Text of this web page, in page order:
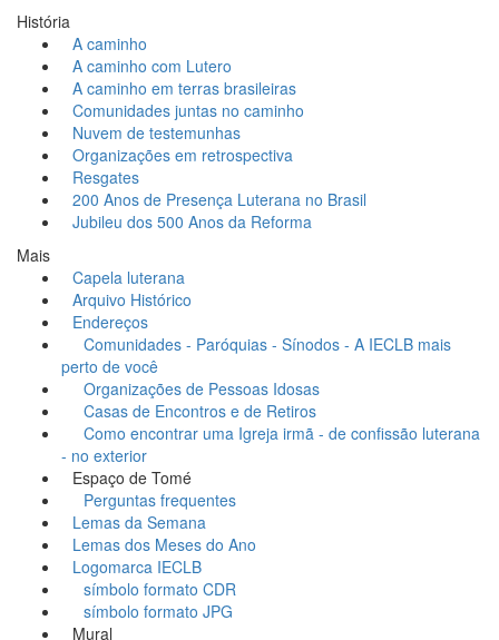
História
A caminho
A caminho com Lutero
A caminho em terras brasileiras
Comunidades juntas no caminho
Nuvem de testemunhas
Organizações em retrospectiva
Resgates
200 Anos de Presença Luterana no Brasil
Jubileu dos 500 Anos da Reforma
Mais
Capela luterana
Arquivo Histórico
Endereços
Comunidades - Paróquias - Sínodos - A IECLB mais
perto de você
Organizações de Pessoas Idosas
Casas de Encontros e de Retiros
Como encontrar uma Igreja irmã - de confissão luterana
- no exterior
Espaço de Tomé
Perguntas frequentes
Lemas da Semana
Lemas dos Meses do Ano
Logomarca IECLB
símbolo formato CDR
símbolo formato JPG
Mural